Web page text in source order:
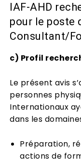
IAF-AHD
pour le poste
Consultant/
c) Profil
Le présent avis
personnes
Internationaux
dans les
Préparation,
actions de